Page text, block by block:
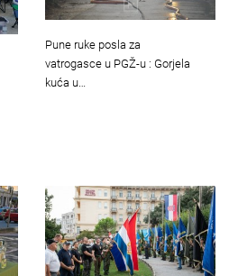
Pune ruke posla za
vatrogasce u PGŽ-u : Gorjela
kuća u…